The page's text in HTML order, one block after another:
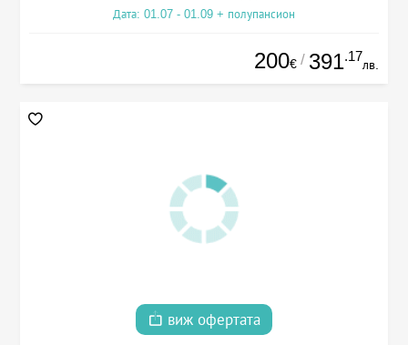
Дата: 01.07 - 01.09 + полупансион
200€ / 391.17
лв.
виж офертата